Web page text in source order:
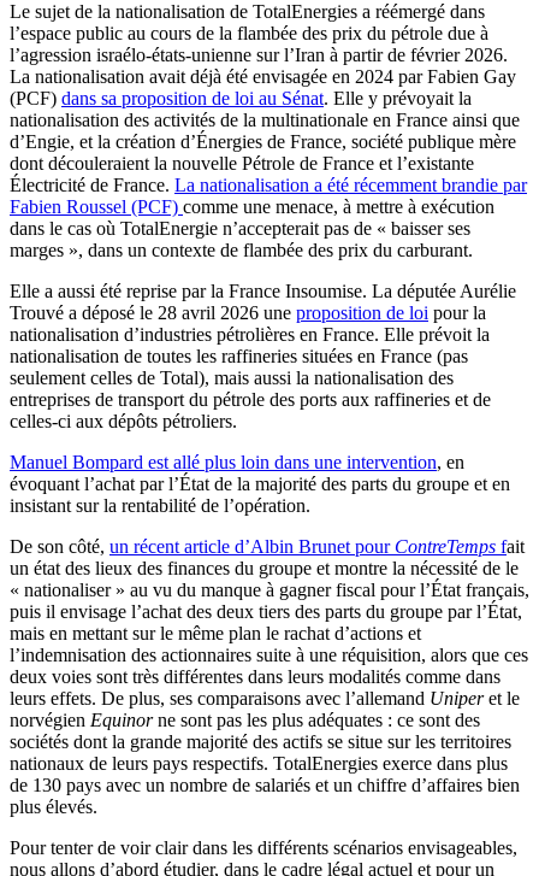
Le sujet de la nationalisation de TotalEnergies a réémergé dans
l’espace public au cours de la flambée des prix du pétrole due à
l’agression israélo-états-unienne sur l’Iran à partir de février 2026.
La nationalisation avait déjà été envisagée en 2024 par Fabien Gay
(PCF) dans sa proposition de loi au Sénat. Elle y prévoyait la
nationalisation des activités de la multinationale en France ainsi que
d’Engie, et la création d’Énergies de France, société publique mère
dont découleraient la nouvelle Pétrole de France et l’existante
Électricité de France. La nationalisation a été récemment brandie par
Fabien Roussel (PCF) comme une menace, à mettre à exécution
dans le cas où TotalEnergie n’accepterait pas de « baisser ses
marges », dans un contexte de flambée des prix du carburant.
Elle a aussi été reprise par la France Insoumise. La députée Aurélie
Trouvé a déposé le 28 avril 2026 une proposition de loi pour la
nationalisation d’industries pétrolières en France. Elle prévoit la
nationalisation de toutes les raffineries situées en France (pas
seulement celles de Total), mais aussi la nationalisation des
entreprises de transport du pétrole des ports aux raffineries et de
celles-ci aux dépôts pétroliers.
Manuel Bompard est allé plus loin dans une intervention, en
évoquant l’achat par l’État de la majorité des parts du groupe et en
insistant sur la rentabilité de l’opération.
De son côté, un récent article d’Albin Brunet pour ContreTemps fait
un état des lieux des finances du groupe et montre la nécessité de le
« nationaliser » au vu du manque à gagner fiscal pour l’État français,
puis il envisage l’achat des deux tiers des parts du groupe par l’État,
mais en mettant sur le même plan le rachat d’actions et
l’indemnisation des actionnaires suite à une réquisition, alors que ces
deux voies sont très différentes dans leurs modalités comme dans
leurs effets. De plus, ses comparaisons avec l’allemand Uniperet le
norvégien Equinorne sont pas les plus adéquates : ce sont des
sociétés dont la grande majorité des actifs se situe sur les territoires
nationaux de leurs pays respectifs. TotalEnergies exerce dans plus
de 130 pays avec un nombre de salariés et un chiffre d’affaires bien
plus élevés.
Pour tenter de voir clair dans les différents scénarios envisageables,
nous allons d’abord étudier, dans le cadre légal actuel et pour un